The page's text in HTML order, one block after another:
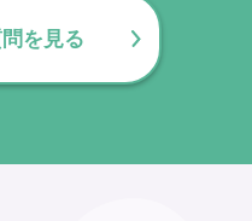
方が70パーセント
常にお戻りいただ
限なく、当社の専
を見る